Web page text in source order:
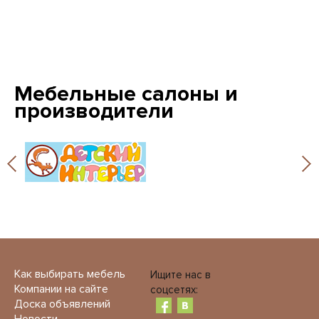
Мебельные салоны и
производители
Как выбирать мебель
Компании на сайте
Доска объявлений
Ищите нас в
соцсетях: